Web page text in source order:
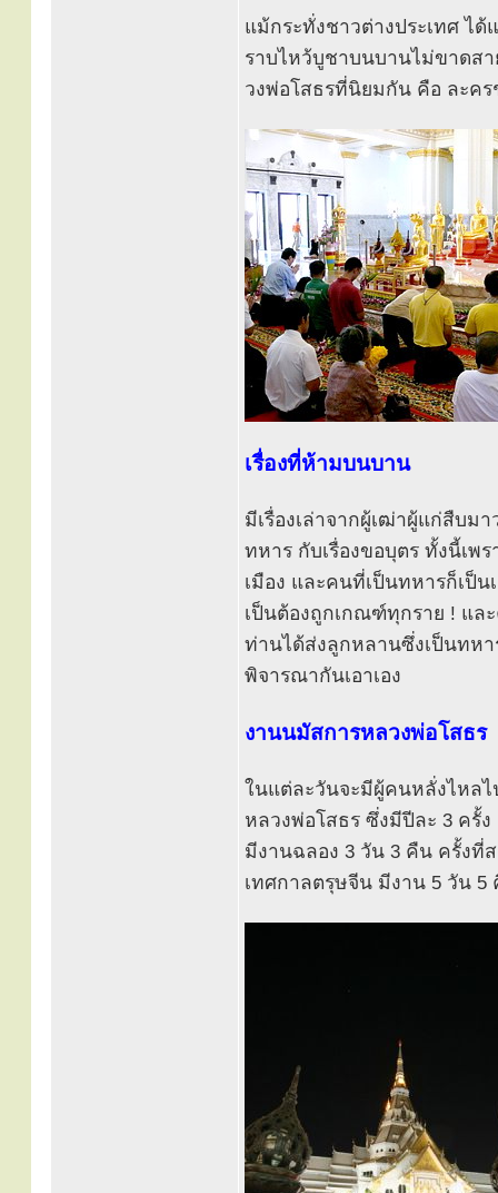
แม้กระทั่งชาวต่างประเทศ ได้
ราบไหว้บูชาบนบานไม่ขาดส
วงพ่อโสธรที่นิยมกัน คือ ละค
เรื่องที่ห้ามบนบาน
มีเรื่องเล่าจากผู้เฒ่าผู้แก่สืบม
ทหาร กับเรื่องขอบุตร ทั้งนี้เพ
เมือง และคนที่เป็นทหารก็เป็
เป็นต้องถูกเกณฑ์ทุกราย ! แล
ท่านได้ส่งลูกหลานซึ่งเป็นทหา
พิจารณากันเอาเอง
งานนมัสการหลวงพ่อโสธร
ในแต่ละวันจะมีผู้คนหลั่งไหลไ
หลวงพ่อโสธร ซึ่งมีปีละ 3 ครั้
มีงานฉลอง 3 วัน 3 คืน ครั้งที่
เทศกาลตรุษจีน มีงาน 5 วัน 5